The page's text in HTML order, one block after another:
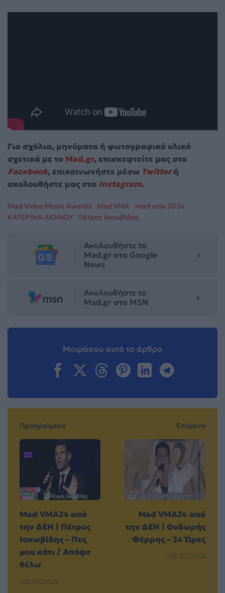
Για σχόλια, μηνύματα ή φωτογραφικό υλικό
σχετικά με το Mad.gr, επισκεφτείτε μας στο
Facebook, επικοινωνήστε μέσω Twitterή
ακολουθήστε μας στο Instagram.
Mad Video Music Awards Mad VMA
mad vma 2024
ΚΑΤΕΡΙΝΑ ΛΙΟΛΙΟΥ
Πέτρος Ιακωβίδης
Ακολουθήστε το
Mad.gr στο Google
News
Ακολουθήστε το
Mad.gr στο MSN
Μοιράσου αυτό το άρθρο
Προηγούμενο
Mad VMA24 από
την ΔΕΗ | Πέτρος
Ιακωβίδης – Πες
μου κάτι / Απόψε
θέλω
08.07.2024
Επόμενο
Mad VMA24 από
την ΔΕΗ | Θοδωρής
Φέρρης – 24 Ώρες
08.07.2024